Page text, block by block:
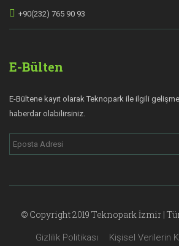
+90(232) 765 90 93
E-Bülten
E-Bültene kayıt olarak Teknopark ile ilgili
haberdar olabilirsiniz.
© Copyright 2019 Teknopark İzmir |
Gizlilik Politikası Kişisel Verilerin